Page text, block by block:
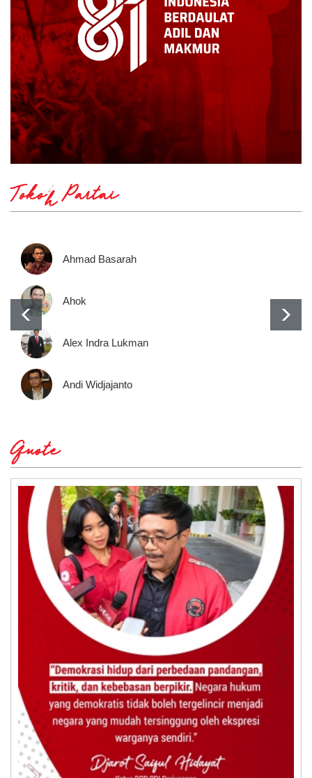
Tokoh Partai
Ahmad Basarah
Ahok
Alex Indra Lukman
Andi Widjajanto
Quote